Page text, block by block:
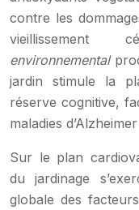
contre les
environnemental
jardin stimule la
réserve cognitive,
maladies
Sur le plan
du jardinage
globale des